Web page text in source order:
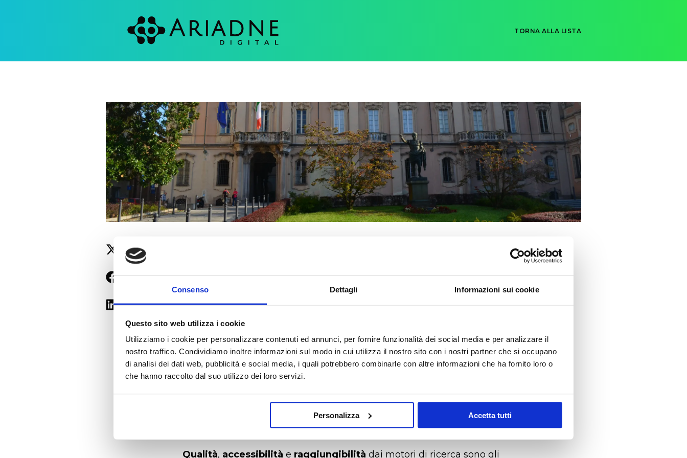
Consenso Dettagli Informazioni sui cookie
Questo sito web utilizza i cookie
Utilizziamo i cookie per personalizzare contenuti ed annunci, per fornire funzionalità dei social media e per analizzare il
nostro traffico. Condividiamo inoltre informazioni sul modo in cui utilizza il nostro sito con i nostri partner che si occupano
di analisi dei dati web, pubblicità e social media, i quali potrebbero combinarle con altre informazioni che ha fornito loro o
che hanno raccolto dal suo utilizzo dei loro servizi.
Personalizza Accetta tutti
TORNA ALLA LISTA
al sito del Comune di Pavia
Qualità, accessibilità e raggiungibilità dai motori di ricerca: il Comune
di Pavia è il N.1
istituzionale: dopo i premi internazionali vinti già a metà dei primi
anni 2000 ecco un nuovo riconoscimento dell'operato del team
Comune Pavia + Ariadne.
Qualità, accessibilità e raggiungibilità dai motori di ricerca sono gli